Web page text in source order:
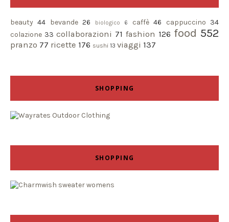
beauty 44 bevande 26 biologico 6 caffè 46 cappuccino 34
colazione 33 collaborazioni 71 fashion 126 food 552
pranzo 77 ricette 176 sushi 13 viaggi 137
SHOPPING
SHOPPING